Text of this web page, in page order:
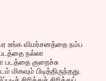
உங்க விமர்சனத்தை நம்ப
நல்லா
படத்தை குறைச்சு
பிடித்திருந்தது.